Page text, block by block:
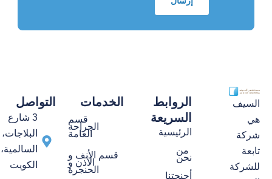
السيف
هي
شركة
تابعة
للشركة
الروابط
السريعة
الرئيسية
من
نحن
أجنحتنا
الخدمات
قسم
الجراحة
العامة
قسم الأنف و
الأذن و
الحنجرة
التواصل
3 شارع
البلاجات،
السالمية،
الكويت